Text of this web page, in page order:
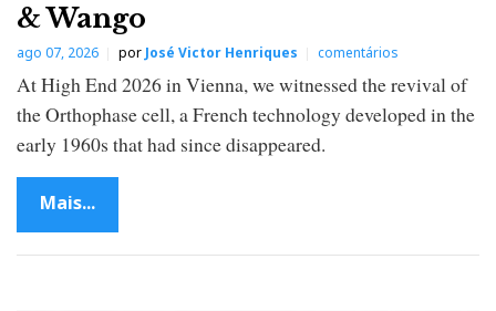
& Wango
ago 07, 2026 por José Victor Henriques comentários
At High End 2026 in Vienna, we witnessed the revival of
the Orthophase cell, a French technology developed in the
early 1960s that had since disappeared.
Mais...